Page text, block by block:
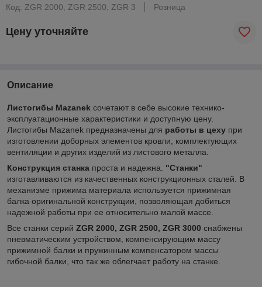
Код: ZGR 2000, ZGR 2500, ZGR 3
Розница
Цену уточняйте
Описание
Листогибы Mazanek сочетают в себе высокие технико-
эксплуатационные характеристики и доступную цену.
Листогибы Mazanek предназначены для работы в цеху при
изготовлении доборных элементов кровли, комплектующих
вентиляции и других изделий из листового металла.
Конструкция станка проста и надежна. "Станки"
изготавливаются из качественных конструкционных сталей. В
механизме прижима материала используется прижимная
балка оригинальной конструкции, позволяющая добиться
надежной работы при ее относительно малой массе.
Все станки серий ZGR 2000, ZGR 2500, ZGR 3000 снабжены
пневматическим устройством, компенсирующим массу
прижимной балки и пружинным компенсатором массы
гибочной балки, что так же облегчает работу на станке.